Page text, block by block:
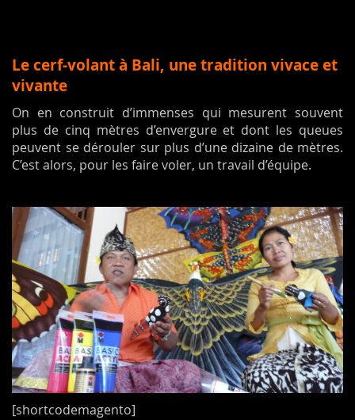
Le cerf-volant à Bali, une tradition vivace et
vivante
On en construit d’immenses qui mesurent souvent
plus de cinq mètres d’envergure et dont les queues
peuvent se dérouler sur plus d’une dizaine de mètres.
C’est alors, pour les faire voler, un travail d’équipe.
[shortcodemagento]